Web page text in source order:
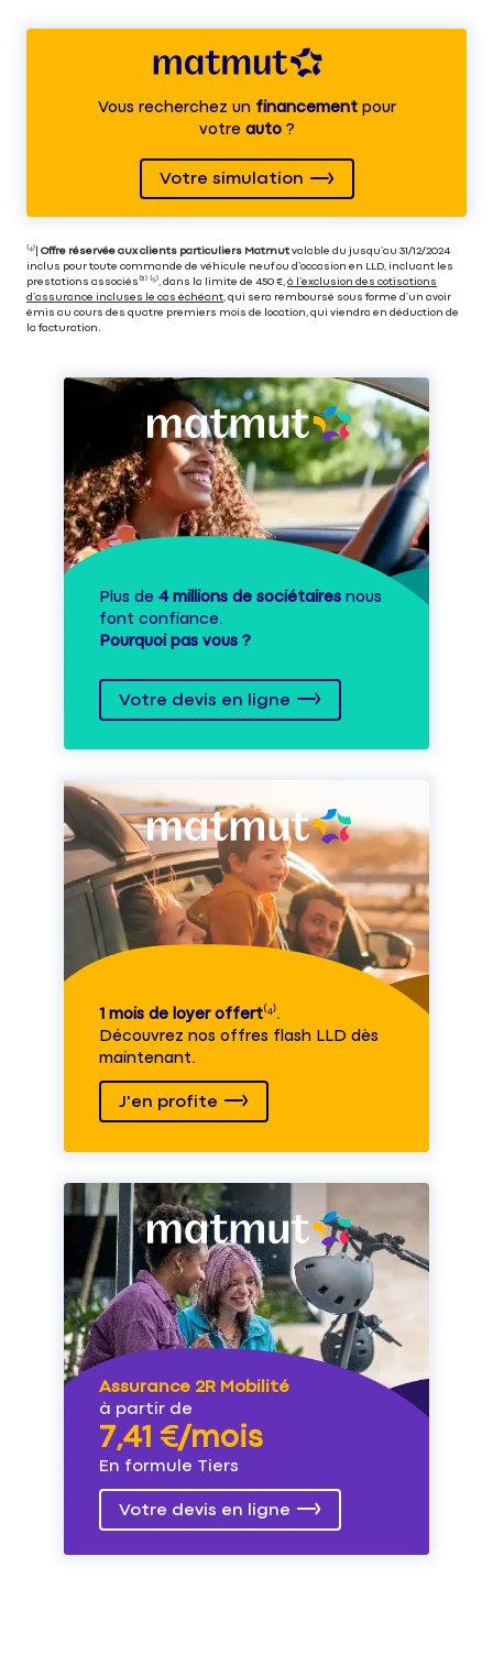
Vous recherchez unfinancementpour
votre auto?
Votre simulation
⁽⁴⁾| Offre réservée aux clients particuliers Matmut valable du jusqu’au 31/12/2024
inclus pour toute commande de véhicule neuf ou d’occasion en LLD, incluant les
prestations associés⁽³⁾ ⁽⁵⁾, dans la limite de 450 €, à l’exclusion des cotisations
d’assurance incluses le cas échéant, qui sera remboursé sous forme d’un avoir
émis au cours des quatre premiers mois de location, qui viendra en déduction de
la facturation.
Plus de 4 millions de sociétaires nous
font confiance.
Pourquoi pas vous ?
Votre devis en ligne
1 mois de loyer offert⁽⁴⁾.
Découvrez nos offres flash LLD dès
maintenant.
J'en profite
Assurance 2R Mobilité
à partir de
7,41 €/mois
En formule Tiers
Votre devis en ligne